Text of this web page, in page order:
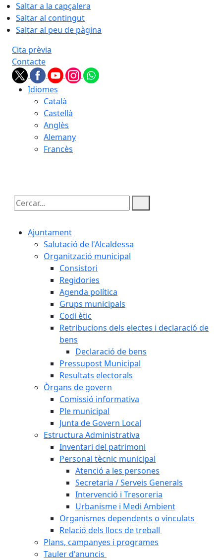
Saltar a la capçalera
Saltar al contingut
Saltar al peu de pàgina
Cita prèvia
Contacte
Idiomes
Català
Castellà
Anglès
Alemany
Francès
Cercar:
Ajuntament
Salutació de l'Alcaldessa
Organització municipal
Consistori
Regidories
Agenda política
Grups municipals
Codi ètic
Retribucions dels electes i declaració de
bens
Declaració de bens
Pressupost Municipal
Resultats electorals
Òrgans de govern
Comissió informativa
Ple municipal
Junta de Govern Local
Estructura Administrativa
Inventari del patrimoni
Personal tècnic municipal
Atenció a les persones
Secretaria / Serveis Generals
Intervenció i Tresoreria
Urbanisme i Medi Ambient
Organismes dependents o vinculats
Relació dels llocs de treball
Plans, campanyes i programes
Tauler d'anuncis